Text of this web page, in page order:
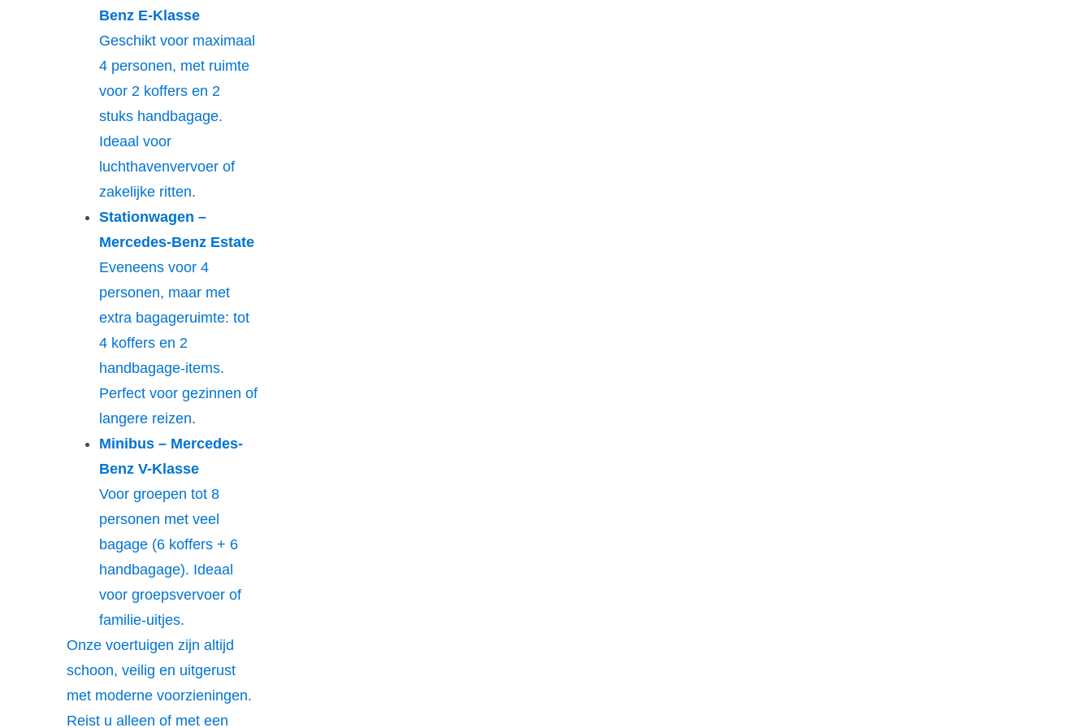
Benz E-Klasse
Geschikt voor maximaal
4 personen, met ruimte
voor 2 koffers en 2
stuks handbagage.
Ideaal voor
luchthavenvervoer of
zakelijke ritten.
Stationwagen –
Mercedes-Benz Estate
Eveneens voor 4
personen, maar met
extra bagageruimte: tot
4 koffers en 2
handbagage-items.
Perfect voor gezinnen of
langere reizen.
Minibus – Mercedes-
Benz V-Klasse
Voor groepen tot 8
personen met veel
bagage (6 koffers + 6
handbagage). Ideaal
voor groepsvervoer of
familie-uitjes.
Onze voertuigen zijn altijd
schoon, veilig en uitgerust
met moderne voorzieningen.
Reist u alleen of met een